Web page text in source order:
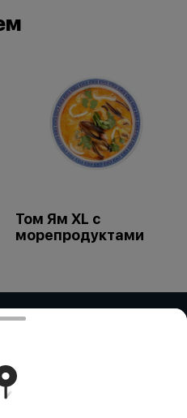
Том Ям XL с
морепродуктами
/ ИП ART
COR - БИН:970312451058